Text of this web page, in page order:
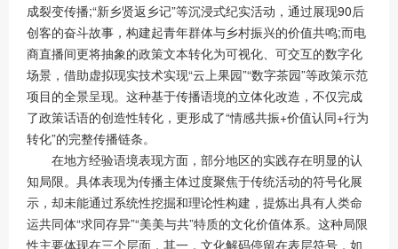
成裂变传播;“新乡贤返乡记”等沉浸式纪实活动，通过展现90后
创客的奋斗故事，构建起青年群体与乡村振兴的价值共鸣;而电
商直播间更将抽象的政策文本转化为可视化、可交互的数字化
场景，借助虚拟现实技术实现“云上果园”“数字茶园”等政策示范
项目的全景呈现。这种基于传播语境的立体化改造，不仅完成
了政策话语的创造性转化，更形成了“情感共振+价值认同+行为
转化”的完整传播链条。
在地方经验语境表现方面，部分地区的实践存在明显的认
知局限。具体表现为传播主体过度聚焦于传统活动的符号化展
示，却未能通过系统性挖掘和理论性构建，提炼出具有人类命
运共同体“求同存异”“美美与共”特质的文化价值体系。这种局限
性主要体现在三个层面，其一，文化解码停留在表层符号，如